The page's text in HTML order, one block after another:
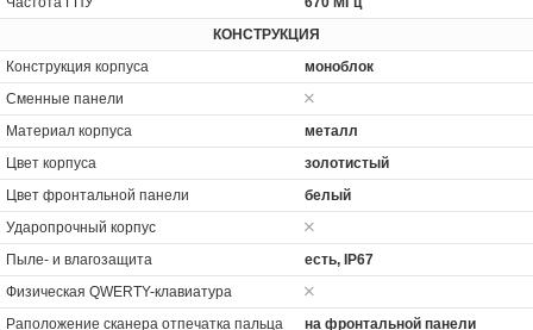
КОНСТРУКЦИЯ
Конструкция корпуса
моноблок
Сменные панели
Материал корпуса
металл
Цвет корпуса
золотистый
Цвет фронтальной панели
белый
Ударопрочный корпус
Пыле- и влагозащита
есть, IP67
Физическая QWERTY-клавиатура
Раположение сканера отпечатка пальца
на фронтальной панели